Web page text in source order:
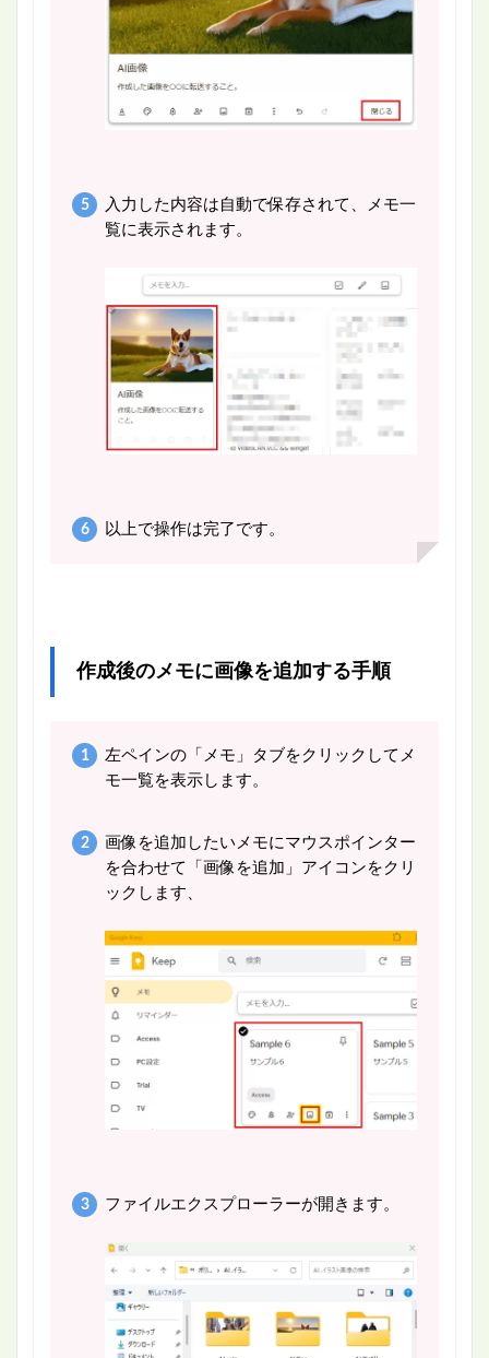
入力した内容は自動で保存されて、メモ一
覧に表示されます。
以上で操作は完了です。
作成後のメモに画像を追加する手順
左ペインの「メモ」タブをクリックしてメ
モ一覧を表示します。
画像を追加したいメモにマウスポインター
を合わせて「画像を追加」アイコンをクリ
ックします、
ファイルエクスプローラーが開きます。